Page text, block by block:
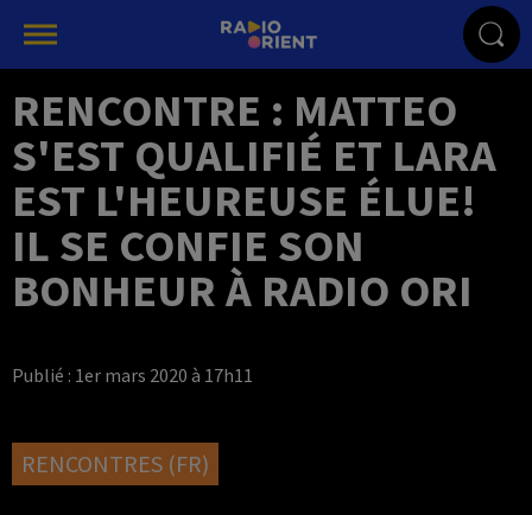
RENCONTRE : MATTEO
S'EST QUALIFIÉ ET LARA
EST L'HEUREUSE ÉLUE!
IL SE CONFIE SON
BONHEUR À RADIO ORI
Publié : 1er mars 2020 à 17h11
RENCONTRES (FR)